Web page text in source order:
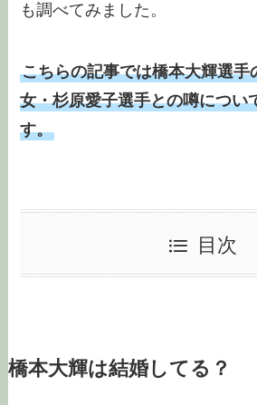
も調べてみました。
こちらの記事では橋本大輝選手
女・杉原愛子選手との噂につい
す。
目次
橋本大輝は結婚してる？